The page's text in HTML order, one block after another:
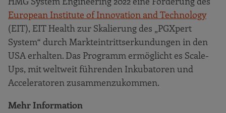
European Institute of Innovation and Technology
(EIT), EIT Health zur Skalierung des „PGXpert
System“ durch Markteintrittserkundungen in den
USA erhalten. Das Programm ermöglicht es Scale-
Ups, mit weltweit führenden Inkubatoren und
Acceleratoren zusammenzukommen.
Mehr Information